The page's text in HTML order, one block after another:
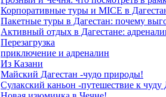
Корпоративные туры и MICE в
Пакетные туры в Дагестан: почему
Активный отдых в Дагестане:
Перезагрузка
приключение и адреналин
Из Казани
Майский Дагестан -чудо природы!
Сулакский каньон -путешествие к чуду